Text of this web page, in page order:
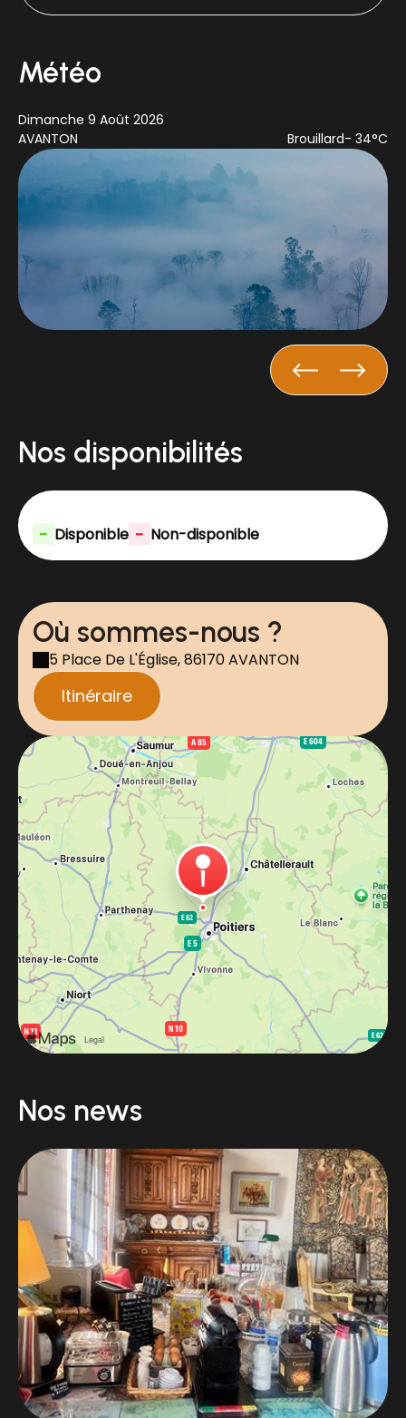
Météo
Dimanche 9 Août 2026
AVANTON
Brouillard- 34°C
Nos disponibilités
- Disponible - Non-disponible
Où sommes-nous ?
5 Place De L'Église, 86170 AVANTON
Itinéraire
Nos news